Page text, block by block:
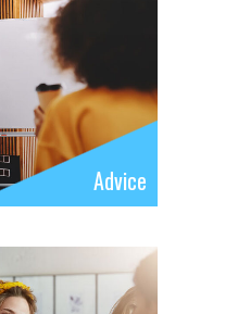
Advice